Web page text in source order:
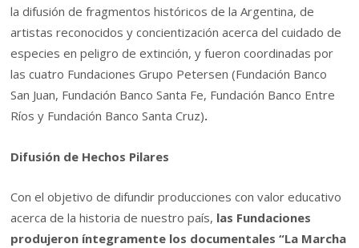
la difusión de fragmentos históricos de la Argentina, de
artistas reconocidos y concientización acerca del cuidado de
especies en peligro de extinción, y fueron coordinadas por
las cuatro Fundaciones Grupo Petersen (Fundación Banco
San Juan, Fundación Banco Santa Fe, Fundación Banco Entre
Ríos y Fundación Banco Santa Cruz).
Difusión de Hechos Pilares
Con el objetivo de difundir producciones con valor educativo
acerca de la historia de nuestro país, las Fundaciones
produjeron íntegramente los documentales “La Marcha